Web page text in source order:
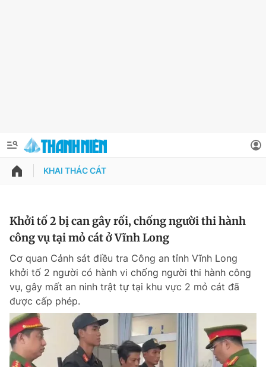
QUẢNG CÁO
Chuyên mục khác
Chào ngày mới
Tin thị trường Tin 360
Thông tin tài khoản
Đổi mật khẩu
Tin đã lưu
Tin đã xem
Đăng xuất
KHAI THÁC CÁT
Khởi tố 2 bị can gây rối, chống người thi hành
công vụ tại mỏ cát ở Vĩnh Long
Cơ quan Cảnh sát điều tra Công an tỉnh Vĩnh Long
khởi tố 2 người có hành vi chống người thi hành công
vụ, gây mất an ninh trật tự tại khu vực 2 mỏ cát đã
được cấp phép.